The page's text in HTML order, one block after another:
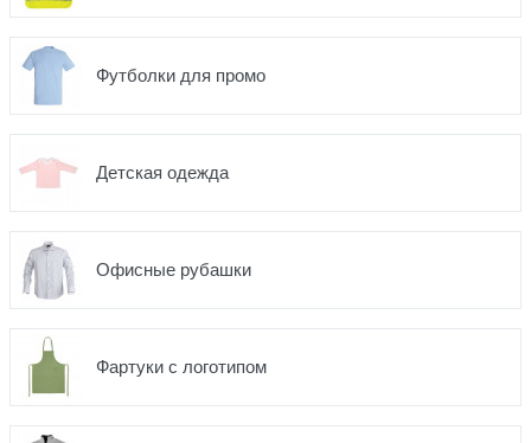
Футболки для промо
Детская одежда
Офисные рубашки
Фартуки с логотипом